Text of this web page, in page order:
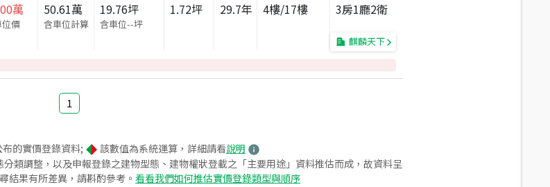
萬
價
50.61萬
含車位計算
19.76坪
含車位--坪
1.72坪 29.7年 4樓/17樓 3房1廳2衛
麒麟天下
1
的實價登錄資料; 該數值為系統運算，詳細請看說明
類調整，以及申報登錄之建物型態、建物權狀登載之「主要用途」資料推估而成，故資料呈
結果有所差異，請斟酌參考。 看看我們如何推估實價登錄類型與順序